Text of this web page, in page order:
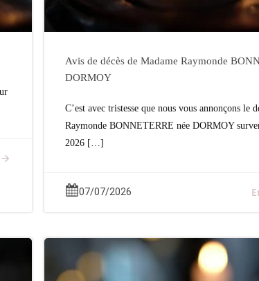
Avis de décès de Madame Raymonde
DORMOY
C’est avec tristesse que nous vous annonçons le
Raymonde BONNETERRE née DORMOY
2026 […]
07/07/2026